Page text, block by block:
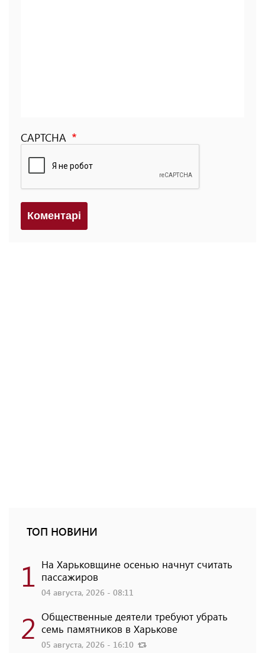
CAPTCHA
Коментарi
ТОП НОВИНИ
1 На Харьковщине осенью начнут считать
пассажиров
04 августа, 2026 - 08:11
2 Общественные деятели требуют убрать
семь памятников в Харькове
05 августа, 2026 - 16:10